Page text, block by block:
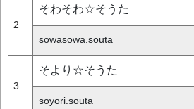
2
そわそわ☆そうた
sowasowa.souta
3
そより☆そうた
soyori.souta